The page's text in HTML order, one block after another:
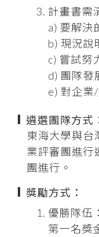
計畫書需
a) 要解決
b) 現況說
c) 嘗試努
d) 團隊發
e) 對企業
遴選團隊方式
東海大學與台
業評審團進行
團進行。
獎勵方式：
優勝隊伍：
第一名獎